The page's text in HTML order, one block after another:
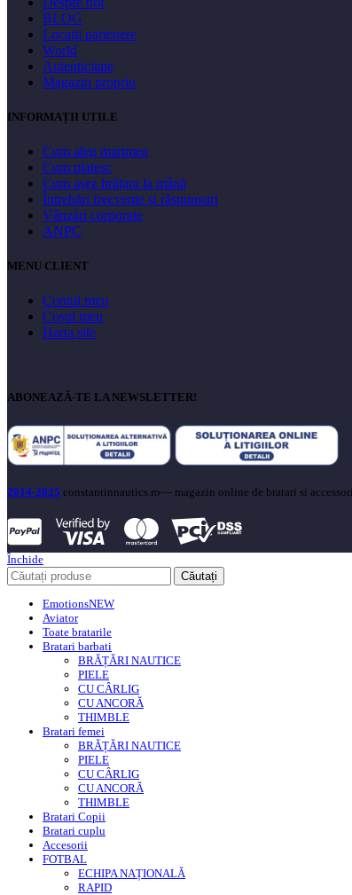
BLOG
Locații partenere
World
Autenticitate
Magazin propriu
INFORMAȚII UTILE
Cum aleg marimea
Cum platesc
Cum așez brățara la mână
Întrebări frecvente și răspunsuri
Vânzări corporate
ANPC
MENU CLIENT
Contul meu
Coșul meu
Harta site
ABONEAZĂ-TE LA NEWSLETTER!
2014-2025 constantinnautics.ro— magazin online de bratari si
Închide
Căutați
EmotionsNEW
Aviator
Toate bratarile
Bratari barbati
BRĂȚĂRI NAUTICE
PIELE
CU CÂRLIG
CU ANCORĂ
THIMBLE
Bratari femei
BRĂȚĂRI NAUTICE
PIELE
CU CÂRLIG
CU ANCORĂ
THIMBLE
Bratari Copii
Bratari cuplu
Accesorii
FOTBAL
ECHIPA NAȚIONALĂ
RAPID